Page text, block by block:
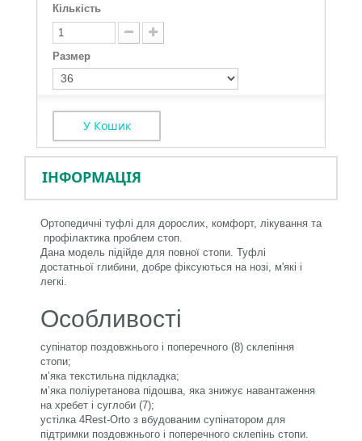
Кількість
Размер
У Кошик
ІНФОРМАЦІЯ
Ортопедичні туфлі для дорослих, комфорт, лікування та
профілактика проблем стоп.
Дана модель підійде для повної стопи. Туфлі
достатньої глибини, добре фіксуються на нозі, м'які і
легкі.
Особливості
супінатор поздовжнього і поперечного (8) склепіння
стопи;
м’яка текстильна підкладка;
м’яка поліуретанова підошва, яка знижує навантаження
на хребет і суглоби (7);
устілка 4Rest-Orto з вбудованим супінатором для
підтримки поздовжнього і поперечного склепінь стопи.